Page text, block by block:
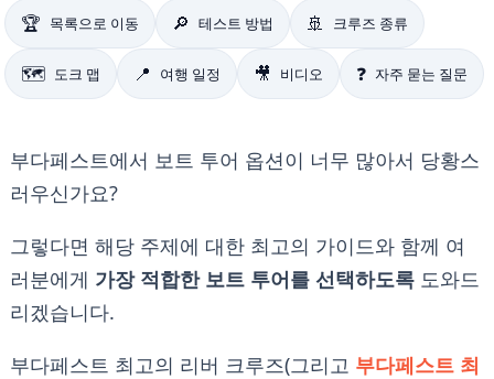
🏆 목록으로 이동 🔎 테스트 방법 🚢 크루즈 종류
🗺️ 도크 맵 📍 여행 일정 🎥 비디오 ❓ 자주 묻는 질문
부다페스트에서 보트 투어 옵션이 너무 많아서 당황스
러우신가요?
그렇다면 해당 주제에 대한 최고의 가이드와 함께 여
러분에게 가장 적합한 보트 투어를 선택하도록도와드
리겠습니다.
부다페스트 최고의 리버 크루즈(그리고 부다페스트 최